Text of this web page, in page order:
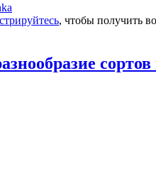
, чтобы получить